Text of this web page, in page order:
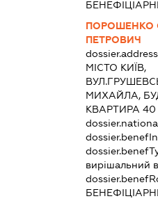
ПОРОШЕНКО
ПЕТРОВИЧ
МІСТО КИЇВ,
МИХАЙЛА,
КВАРТИРА 40
вирішальний